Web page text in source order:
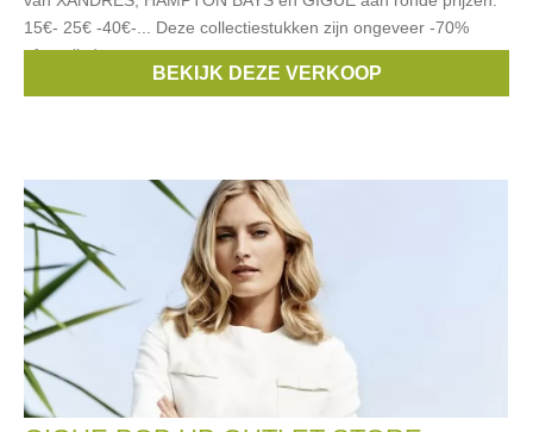
15€- 25€ -40€-... Deze collectiestukken zijn ongeveer -70%
afgeprijsd.
Xandres,Hampton Bays,Gigue
BEKIJK DEZE VERKOOP